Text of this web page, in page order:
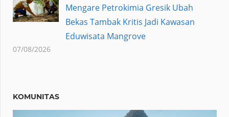
Mengare Petrokimia Gresik Ubah
Bekas Tambak Kritis Jadi Kawasan
Eduwisata Mangrove
07/08/2026
KOMUNITAS